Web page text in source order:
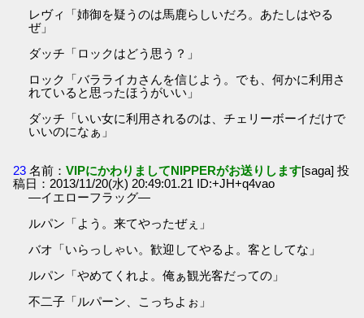
レヴィ「姉御を疑うのは馬鹿らしいだろ。あたしはやる
ぜ」
ダッチ「ロックはどう思う？」
ロック「バラライカさんを信じよう。でも、何かに利用さ
れていると思ったほうがいい」
ダッチ「いい女に利用されるのは、チェリーボーイだけで
いいのになぁ」
23 名前：VIPにかわりましてNIPPERがお送りします[saga] 投
稿日：2013/11/20(水) 20:49:01.21 ID:+JH+q4vao
―イエローフラッグ―
ルパン「よう。来てやったぜぇ」
バオ「いらっしゃい。歓迎してやるよ。客としてな」
ルパン「やめてくれよ。俺ぁ観光客だっての」
不二子「ルパーン、こっちよぉ」